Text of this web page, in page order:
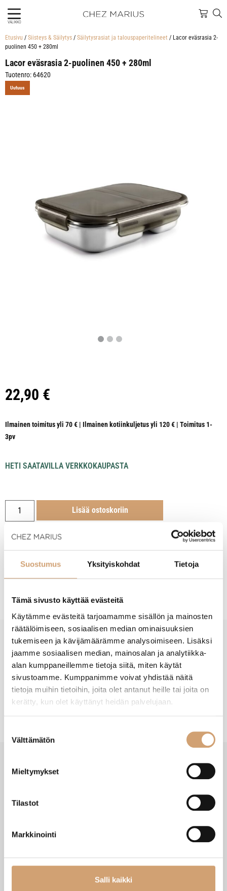
Suostumus Yksityiskohdat Tietoja
Tämä sivusto käyttää evästeitä
Käytämme evästeitä tarjoamamme sisällön ja mainosten
räätälöimiseen, sosiaalisen median ominaisuuksien
tukemiseen ja kävijämäärämme analysoimiseen. Lisäksi
jaamme sosiaalisen median, mainosalan ja analytiikka-
alan kumppaneillemme tietoja siitä, miten käytät
sivustoamme. Kumppanimme voivat yhdistää näitä
tietoja muihin tietoihin, joita olet antanut heille tai joita on
kerätty, kun olet käyttänyt heidän palvelujaan.
valinta
Välttämätön
Mieltymykset
Tilastot
Markkinointi
Salli kaikki
VALIKKO
Etusivu / Siisteys & Säilytys / Säilytysrasiat ja talouspaperitelineet / Lacor eväsrasia 2-
puolinen 450 + 280ml
Lacor eväsrasia 2-puolinen 450 + 280ml
Tuotenro: 64620
Uutuus
22,90 €
Ilmainen toimitus yli 70 € | Ilmainen kotiinkuljetus yli 120 € | Toimitus 1-
3pv
HETI SAATAVILLA VERKKOKAUPASTA
Lisää ostoskoriin
Tuotekuvaus
- Tuotteesta ei ole vielä arvosteluja -
New content loaded
SAATAT TARVITA MYÖS NÄITÄ
Uutuus